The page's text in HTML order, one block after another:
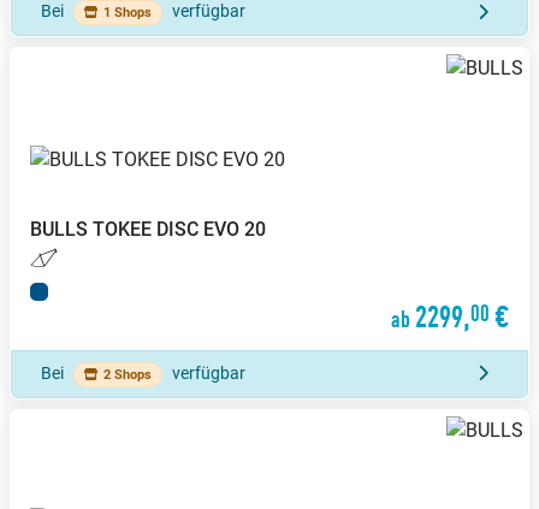
Bei 1 Shops verfügbar
BULLS TOKEE DISC EVO 20
ab 2299,00 €
Bei 2 Shops verfügbar